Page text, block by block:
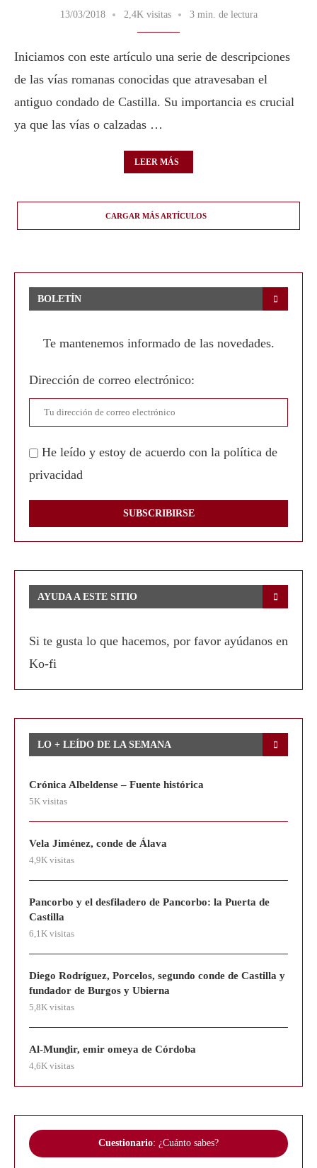
13/03/2018 2,4K visitas 3 min. de lectura
Iniciamos con este artículo una serie de descripciones
de las vías romanas conocidas que atravesaban el
antiguo condado de Castilla. Su importancia es crucial
ya que las vías o calzadas …
LEER MÁS
CARGAR MÁS ARTÍCULOS
BOLETÍN
Te mantenemos informado de las novedades.
Dirección de correo electrónico:
He leído y estoy de acuerdo con la política de
privacidad
AYUDA A ESTE SITIO
Si te gusta lo que hacemos, por favor ayúdanos en
Ko-fi
LO + LEÍDO DE LA SEMANA
Crónica Albeldense – Fuente histórica
5K visitas
Vela Jiménez, conde de Álava
4,9K visitas
Pancorbo y el desfiladero de Pancorbo: la Puerta de
Castilla
6,1K visitas
Diego Rodríguez, Porcelos, segundo conde de Castilla y
fundador de Burgos y Ubierna
5,8K visitas
Al-Munḏir, emir omeya de Córdoba
4,6K visitas
Cuestionario: ¿Cuánto sabes?